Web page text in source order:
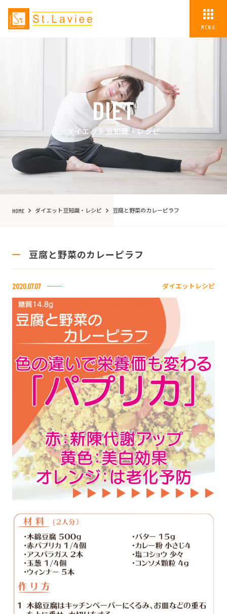
MENU
DIET
ダイエット豆知識・レシピ
HOME ダイエット豆知識・レシピ 豆腐と野菜のカレーピラフ
豆腐と野菜のカレーピラフ
2020.07.07 ダイエットレシピ